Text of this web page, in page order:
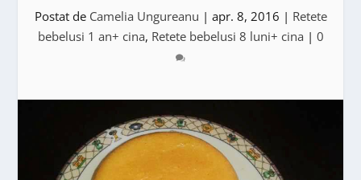
Postat de Camelia Ungureanu | apr. 8, 2016 | Retete
bebelusi 1 an+ cina, Retete bebelusi 8 luni+ cina | 0